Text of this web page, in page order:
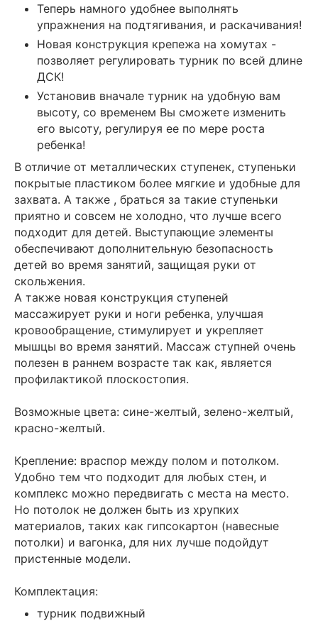
Теперь намного удобнее выполнять
упражнения на подтягивания, и раскачивания!
Новая конструкция крепежа на хомутах -
позволяет регулировать турник по всей длине
ДСК!
Установив вначале турник на удобную вам
высоту, со временем Вы сможете изменить
его высоту, регулируя ее по мере роста
ребенка!
В отличие от металлических ступенек, ступеньки
покрытые пластиком более мягкие и удобные для
захвата. А также , браться за такие ступеньки
приятно и совсем не холодно, что лучше всего
подходит для детей. Выступающие элементы
обеспечивают дополнительную безопасность
детей во время занятий, защищая руки от
скольжения.
А также новая конструкция ступеней
массажирует руки и ноги ребенка, улучшая
кровообращение, стимулирует и укрепляет
мышцы во время занятий. Массаж ступней очень
полезен в раннем возрасте так как, является
профилактикой плоскостопия.
Возможные цвета: сине-желтый, зелено-желтый,
красно-желтый.
Крепление: враспор между полом и потолком.
Удобно тем что подходит для любых стен, и
комплекс можно передвигать с места на место.
Но потолок не должен быть из хрупких
материалов, таких как гипсокартон (навесные
потолки) и вагонка, для них лучше подойдут
пристенные модели.
Комплектация:
турник подвижный